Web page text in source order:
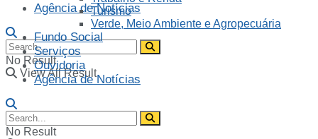
Agência de Notícias
No Result
View All Result
Turismo
Verde, Meio Ambiente e Agropecuária
Fundo Social
Serviços
Ouvidoria
Agência de Notícias
No Result